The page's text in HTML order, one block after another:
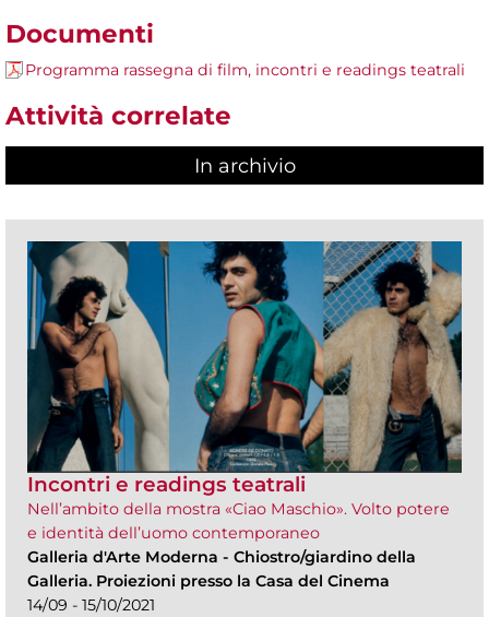
Documenti
Programma rassegna di film, incontri e readings teatrali
Attività correlate
In archivio
Incontri e readings teatrali
Nell’ambito della mostra «Ciao Maschio». Volto potere
e identità dell’uomo contemporaneo
Galleria d'Arte Moderna - Chiostro/giardino della
Galleria. Proiezioni presso la Casa del Cinema
14/09 - 15/10/2021